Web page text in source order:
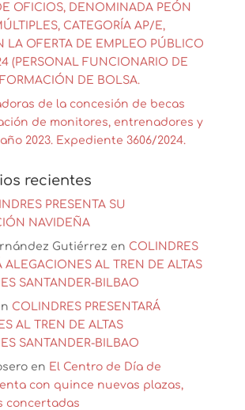
OFICIOS, DENOMINADA PEÓN
CATEGORÍA AP/E,
LA OFERTA DE EMPLEO PÚBLICO
(PERSONAL FUNCIONARIO DE
FORMACIÓN DE BOLSA.
de la concesión de becas
de monitores, entrenadores y
2023. Expediente 3606/2024.
recientes
PRESENTA SU
NAVIDEÑA
Gutiérrez en COLINDRES
ALEGACIONES AL TREN DE ALTAS
SANTANDER-BILBAO
COLINDRES PRESENTARÁ
AL TREN DE ALTAS
SANTANDER-BILBAO
en El Centro de Día de
con quince nuevas plazas,
concertadas